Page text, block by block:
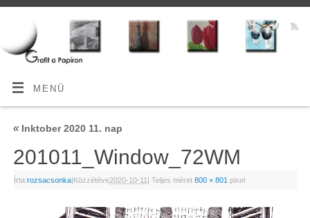
MENÜ
«Inktober 2020 11. nap
201011_Window_72WM
Írta:rozsacsonka|Közzétéve2020-10-11 | Teljes méret 800 × 801 pixel